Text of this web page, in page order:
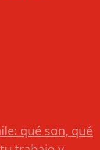
qué son, qué